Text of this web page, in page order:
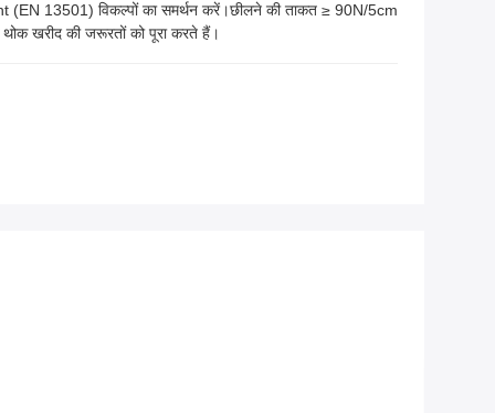
13501) विकल्पों का समर्थन करें।छीलने की ताकत ≥ 90N/5cm
खरीद की जरूरतों को पूरा करते हैं।